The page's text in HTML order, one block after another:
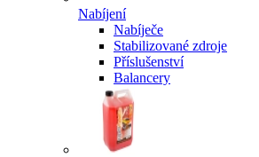
Nabíjení
Nabíječe
Stabilizované zdroje
Příslušenství
Balancery